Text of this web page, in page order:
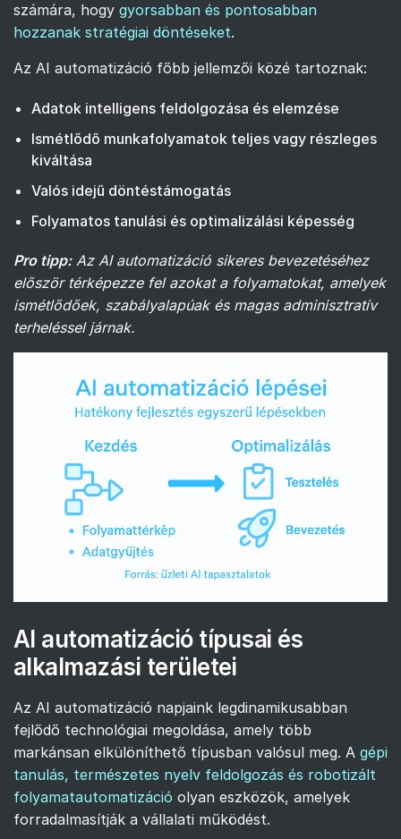
számára, hogy gyorsabban és pontosabban
hozzanak stratégiai döntéseket.
Az AI automatizáció főbb jellemzői közé tartoznak:
Adatok intelligens feldolgozása és elemzése
Ismétlődő munkafolyamatok teljes vagy részleges
kiváltása
Valós idejű döntéstámogatás
Folyamatos tanulási és optimalizálási képesség
Pro tipp: Az AI automatizáció sikeres bevezetéséhez
először térképezze fel azokat a folyamatokat, amelyek
ismétlődőek, szabályalapúak és magas adminisztratív
terheléssel járnak.
AI automatizáció típusai és
alkalmazási területei
Az AI automatizáció napjaink legdinamikusabban
fejlődő technológiai megoldása, amely több
markánsan elkülöníthető típusban valósul meg. A gépi
tanulás, természetes nyelv feldolgozás és robotizált
folyamatautomatizáció olyan eszközök, amelyek
forradalmasítják a vállalati működést.